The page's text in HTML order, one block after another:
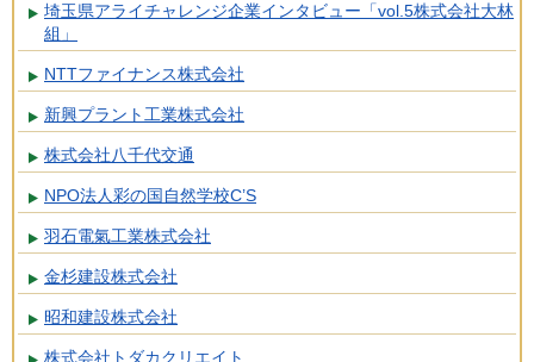
埼玉県アライチャレンジ企業インタビュー「vol.5株式会社大林
組」
NTTファイナンス株式会社
新興プラント工業株式会社
株式会社八千代交通
NPO法人彩の国自然学校C’S
羽石電氣工業株式会社
金杉建設株式会社
昭和建設株式会社
株式会社トダカクリエイト